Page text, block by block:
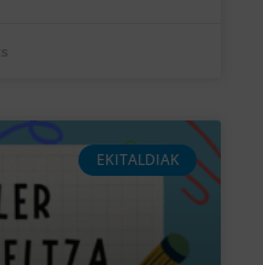
EKITALDIAK